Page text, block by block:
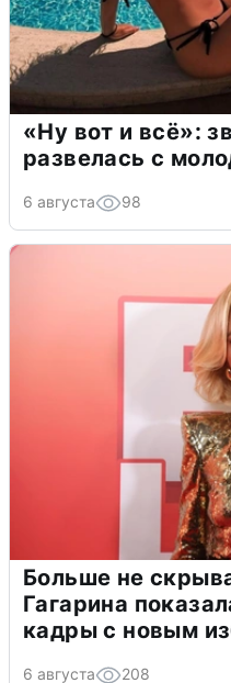
«Ну вот и всё»:
развелась с
6 августа 98
Больше не
Гагарина
кадры с новым
6 августа 208